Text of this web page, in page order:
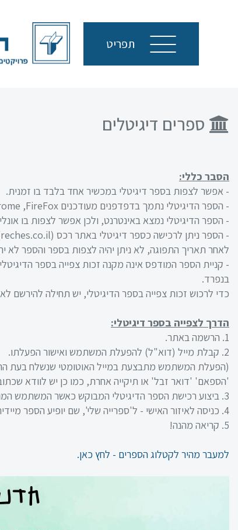
תפריט
סגור
כניסה
הרשמה
שלנו
מיקודים
ספרים דיגיטלים
הסבר כללי:
- אפשר לצפות בספר דיגיטלי במכשיר אחד בלבד בו זמנית.
- הספר הדיגיטלי נתמך בדפדפנים מעודכנים FireFox
,
- הספר הדיגיטלי נמצא באינטרנט, ולכן אפשר לצפות בו
- הספר ניתן לרכישה כספר דיגיטלי באתר רכס (reches.co.il) לספר הדיגיטלי ישנו תאריך תפוגה של הזכות לצפייה בו.
לאחר תאריך התפוגה, לא ניתן יהיה לצפות בספר והספר לא
- קניית הספר המודפס אינה מקנה זכות צפייה בספר
בנפרד.
כדי לרכוש זכות צפייה בספר הדיגיטלי, יש תחילה
הדרך לצפייה בספר דיגיטלי:
1. הרשמה באתר.
2. קבלת מייל (דוא"ל) להפעלת המשתמש ואישור הפעלתו.
(הפעלת המשתמש מתבצעת במייל האוטומטי שנשלח בעת
'הספאם' 'דואר זבל' או תיקייה אחרת, כמו כן יש לוודא
3. ביצוע רכישת הספר הדיגיטלי המבוקש כאשר המשתמש המופעל מחובר לאתר.
4. כניסה לאיזור האישי - ל'ספרייה שלי', שם יופיע הספר מיידית לאחר הרכישה.
5. קריאה מהנה!
למעבר מהיר לקטלוג הספרים - לחץ כאן.